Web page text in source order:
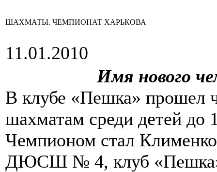
ШАХМАТЫ. ЧЕМПИОНАТ ХАРЬКОВА
11.01.2010
Имя нового
В клубе «Пешка» прошел
шахматам среди детей до
Чемпионом стал
ДЮСШ № 4, клуб